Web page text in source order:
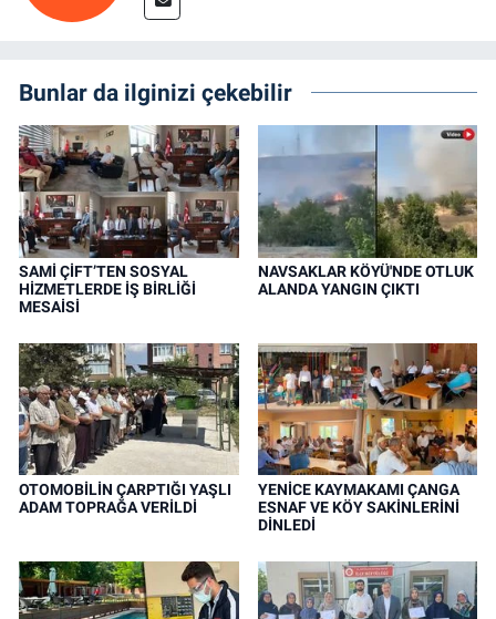
Bunlar da ilginizi çekebilir
SAMİ ÇİFT’TEN SOSYAL
HİZMETLERDE İŞ BİRLİĞİ
MESAİSİ
NAVSAKLAR KÖYÜ'NDE OTLUK
ALANDA YANGIN ÇIKTI
OTOMOBİLİN ÇARPTIĞI YAŞLI
ADAM TOPRAĞA VERİLDİ
YENİCE KAYMAKAMI ÇANGA
ESNAF VE KÖY SAKİNLERİNİ
DİNLEDİ